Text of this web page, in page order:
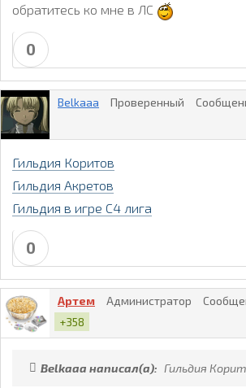
обратитесь ко мне в ЛС
0
Belkaaa Проверенный
Гильдия Коритов
Гильдия Акретов
Гильдия в игре C4 лига
0
Артем Администратор
+358
Belkaaa написал(а): Гильдия